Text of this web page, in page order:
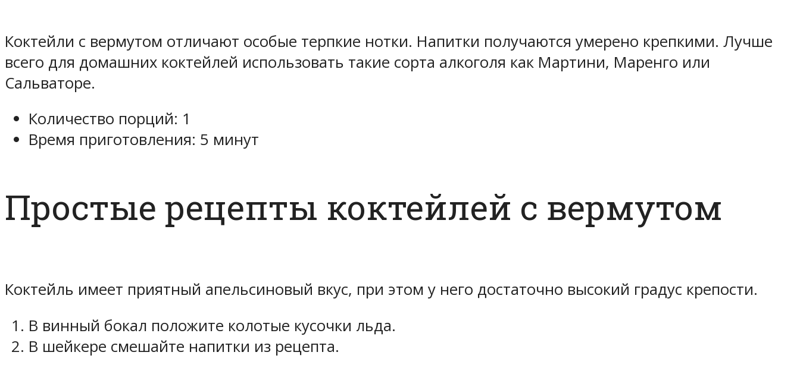
Коктейли с вермутом отличают особые терпкие нотки. Напитки получаются умерено крепкими. Лучше
всего для домашних коктейлей использовать такие сорта алкоголя как Мартини, Маренго или
Сальваторе.
Количество порций: 1
Время приготовления: 5 минут
Простые рецепты коктейлей с вермутом
Коктейль имеет приятный апельсиновый вкус, при этом у него достаточно высокий градус крепости.
В винный бокал положите колотые кусочки льда.
В шейкере смешайте напитки из рецепта.